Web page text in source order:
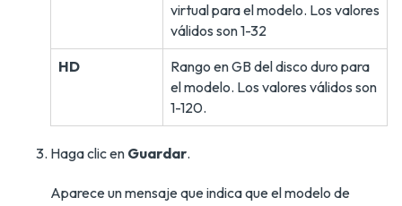
virtual para el modelo. Los valores
válidos son 1-32
HD
Rango en GB del disco duro para
el modelo. Los valores válidos son
1-120.
Haga clic en Guardar.
Aparece un mensaje que indica que el modelo de